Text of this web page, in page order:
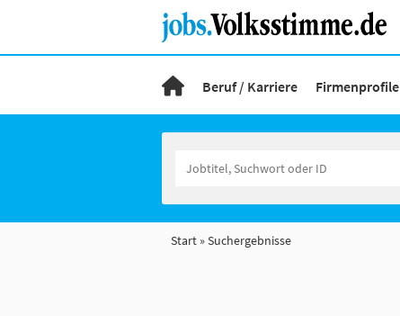
Beruf / Karriere Firmenprofile
Start Suchergebnisse